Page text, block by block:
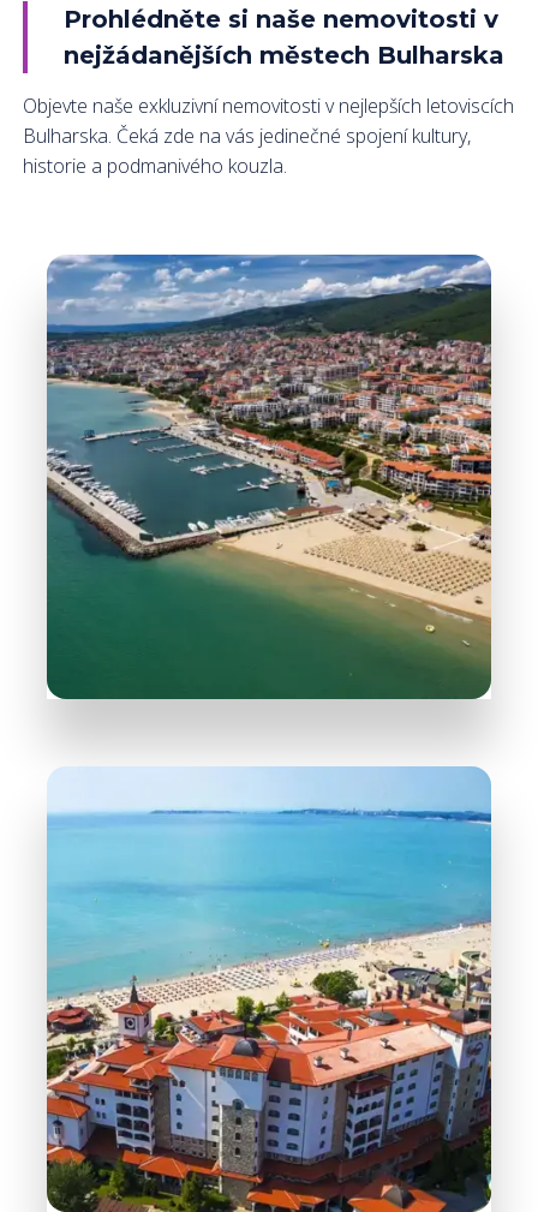
Prohlédněte si naše nemovitosti v
nejžádanějších městech Bulharska
Objevte naše exkluzivní nemovitosti v nejlepších letoviscích
Bulharska. Čeká zde na vás jedinečné spojení kultury,
historie a podmanivého kouzla.
Svatý Vlas
PODROBNĚJI